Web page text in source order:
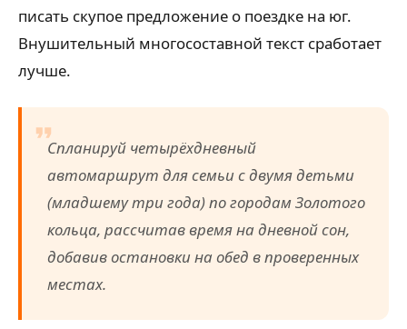
писать скупое предложение о поездке на юг.
Внушительный многосоставной текст сработает
лучше.
Спланируй четырёхдневный
автомаршрут для семьи с двумя детьми
(младшему три года) по городам Золотого
кольца, рассчитав время на дневной сон,
добавив остановки на обед в проверенных
местах.